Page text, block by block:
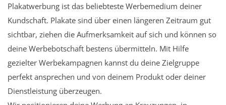
Plakatwerbung ist das beliebteste Werbemedium deiner
Kundschaft. Plakate sind über einen längeren Zeitraum gut
sichtbar, ziehen die Aufmerksamkeit auf sich und können so
deine Werbebotschaft bestens übermitteln. Mit Hilfe
gezielter Werbekampagnen kannst du deine Zielgruppe
perfekt ansprechen und von deinem Produkt oder deiner
Dienstleistung überzeugen.